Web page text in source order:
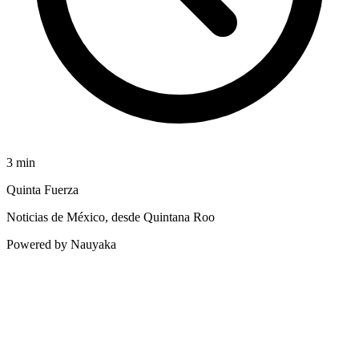
3 min
Quinta Fuerza
Noticias de México, desde Quintana Roo
Powered by Nauyaka